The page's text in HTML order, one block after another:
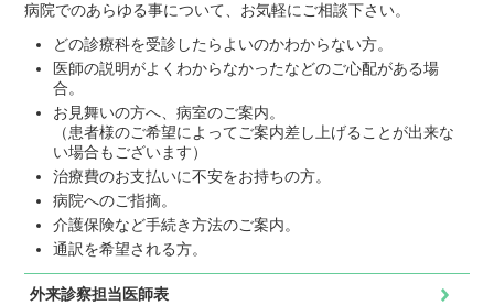
病院でのあらゆる事について、お気軽にご相談下さい。
どの診療科を受診したらよいのかわからない方。
医師の説明がよくわからなかったなどのご心配がある場
合。
お見舞いの方へ、病室のご案内。
（患者様のご希望によってご案内差し上げることが出来な
い場合もございます）
治療費のお支払いに不安をお持ちの方。
病院へのご指摘。
介護保険など手続き方法のご案内。
通訳を希望される方。
外来診察担当医師表